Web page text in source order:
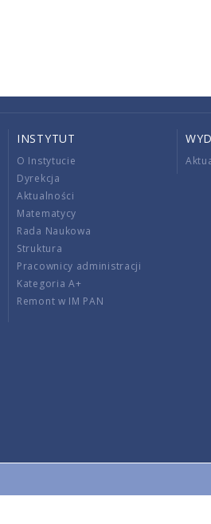
INSTYTUT
O Instytucie
Dyrekcja
Aktualności
Matematycy
Rada Naukowa
Struktura
Pracownicy administracji
Kategoria A+
Remont w IM PAN